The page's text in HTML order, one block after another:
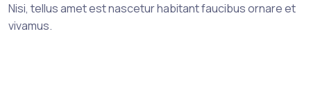
Nisi, tellus amet est nascetur habitant faucibus ornare et
vivamus.